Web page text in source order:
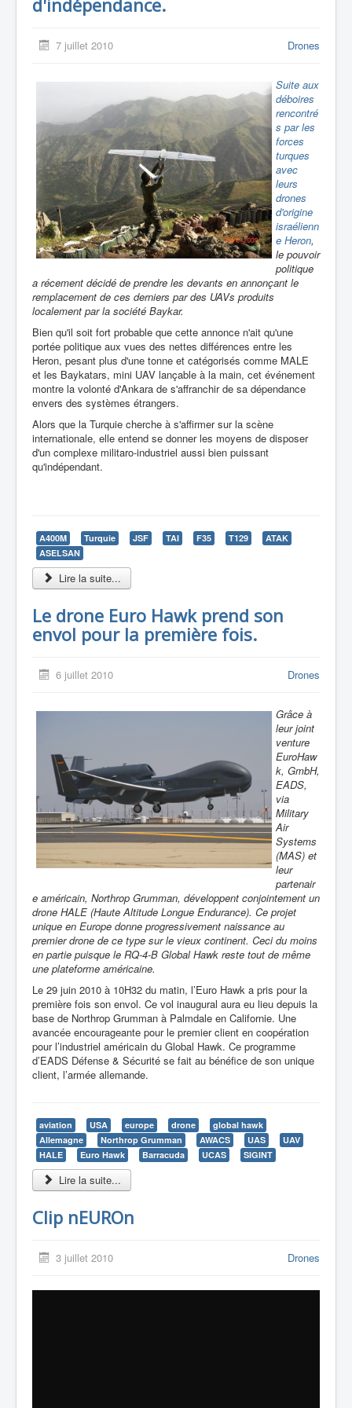
d'indépendance.
7 juillet 2010 Drones
Suite aux
déboires
rencontré
s par les
forces
turques
avec
leurs
drones
d'origine
israélienn
e Heron,
le pouvoir
politique
a récement décidé de prendre les devants en annonçant le
remplacement de ces derniers par des UAVs produits
localement par la société Baykar.
Bien qu'il soit fort probable que cette annonce n'ait qu'une
portée politique aux vues des nettes différences entre les
Heron, pesant plus d'une tonne et catégorisés comme MALE
et les Baykatars, mini UAV lançable à la main, cet événement
montre la volonté d'Ankara de s'affranchir de sa dépendance
envers des systèmes étrangers.
Alors que la Turquie cherche à s'affirmer sur la scène
internationale, elle entend se donner les moyens de disposer
d'un complexe militaro-industriel aussi bien puissant
qu'indépendant.
A400M Turquie JSF TAI F35 T129
ATAK
ASELSAN
Lire la suite...
Le drone Euro Hawk prend son
envol pour la première fois.
6 juillet 2010 Drones
Grâce à
leur joint
venture
EuroHaw
k, GmbH,
EADS,
via
Military
Air
Systems
(MAS) et
leur
partenair
e américain, Northrop Grumman, développent conjointement un
drone HALE (Haute Altitude Longue Endurance). Ce projet
unique en Europe donne progressivement naissance au
premier drone de ce type sur le vieux continent. Ceci du moins
en partie puisque le RQ-4-B Global Hawk reste tout de même
une plateforme américaine.
Le 29 juin 2010 à 10H32 du matin, l’Euro Hawk a pris pour la
première fois son envol. Ce vol inaugural aura eu lieu depuis la
base de Northrop Grumman à Palmdale en Californie. Une
avancée encourageante pour le premier client en coopération
pour l’industriel américain du Global Hawk. Ce programme
d’EADS Défense & Sécurité se fait au bénéfice de son unique
client, l’armée allemande.
aviation USA europe drone
global hawk
Allemagne
Northrop Grumman AWACS UAS
UAV
HALE
Euro Hawk Barracuda UCAS SIGINT
Lire la suite...
Clip nEUROn
3 juillet 2010 Drones